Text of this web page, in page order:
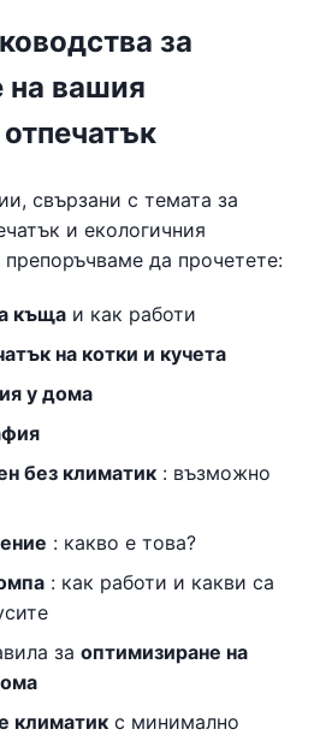
за
на вашия
свързани с темата за
и екологичния
препоръчваме да прочетете:
къща и как работи
на котки и кучета
у дома
без климатик : възможно
: какво е това?
: как работи и какви са
за оптимизиране на
климатик с минимално